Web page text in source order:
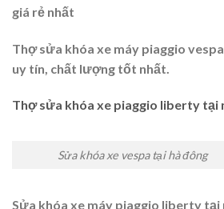
giá rẻ nhất
Thợ sửa khóa xe máy piaggio
uy tín, chất lượng tốt nhất.
Thợ sửa khóa xe piaggio liberty tại
Sửa khóa xe vespa tại hà đông
Sửa khóa xe máy piaggio liberty tại